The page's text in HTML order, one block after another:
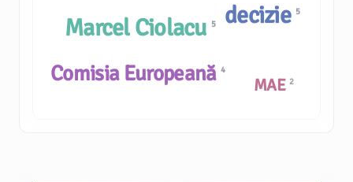
decizie 5
MAE 2
Comisia Europeană 4
Marcel Ciolacu 5